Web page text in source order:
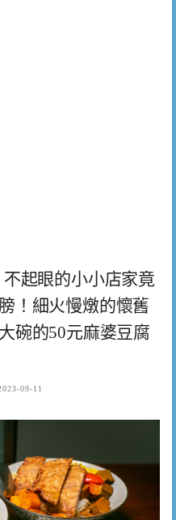
起眼的小小店家竟
！細火慢燉的懷舊
碗的50元麻婆豆腐
09-11